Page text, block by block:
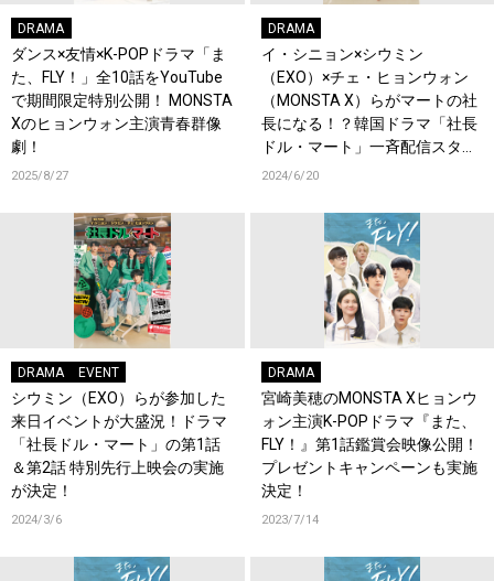
DRAMA
ダンス×友情×K-POPドラマ「ま
た、FLY！」全10話をYouTube
で期間限定特別公開！ MONSTA
Xのヒョンウォン主演青春群像
劇！
2025/8/27
DRAMA
イ・シニョン×シウミン
（EXO）×チェ・ヒョンウォン
（MONSTA X）らがマートの社
長になる！？韓国ドラマ「社長
ドル・マート」一斉配信スター
ト！主要キャスト5名から日本
2024/6/20
DRAMA EVENT
シウミン（EXO）らが参加した
来日イベントが大盛況！ドラマ
「社長ドル・マート」の第1話
＆第2話 特別先行上映会の実施
が決定！
2024/3/6
DRAMA
宮崎美穂のMONSTA Xヒョンウ
ォン主演K-POPドラマ『また、
FLY！』第1話鑑賞会映像公開！
プレゼントキャンペーンも実施
決定！
2023/7/14